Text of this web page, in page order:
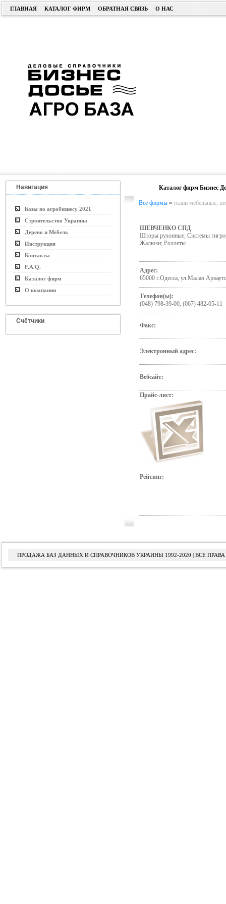
ГЛАВНАЯ КАТАЛОГ ФИРМ ОБРАТНАЯ СВЯЗЬ О НАС
Навигация
Базы по агробизнесу 2021
Строительство Украины
Дерево и Мебель
Инструкция
Контакты
F.A.Q.
Каталог фирм
О компании
Счётчики
Каталог фирм Бизнес
Все фирмы » ткани мебельные,
ШЕВЧЕНКО СПД
Шторы рулонные; Системы
Жалюзи; Роллеты
Адрес:
65000 г.Одесса, ул.Малая
Телефон(ы):
(048) 798-39-00, (067) 482-05-11
Факс:
Электронный адрес:
Вебсайт:
Прайс-лист:
Рейтинг:
ПРОДАЖА БАЗ ДАННЫХ И СПРАВОЧНИКОВ УКРАИНЫ 1992-2020 | ВСЕ